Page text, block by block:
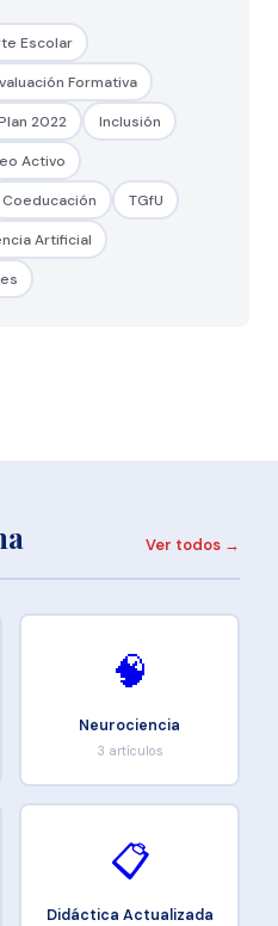
Escolar
Formativa
2022 Inclusión
Activo
Coeducación TGfU
Artificial
Ver todos →
🧠
Neurociencia
3 artículos
📋
Didáctica Actualizada